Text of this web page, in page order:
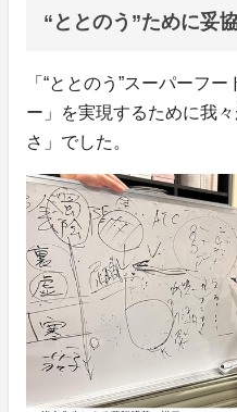
“ととのう”ために妥
「“ととのう”スーパーフ
ー」を実現するために我
さ」でした。